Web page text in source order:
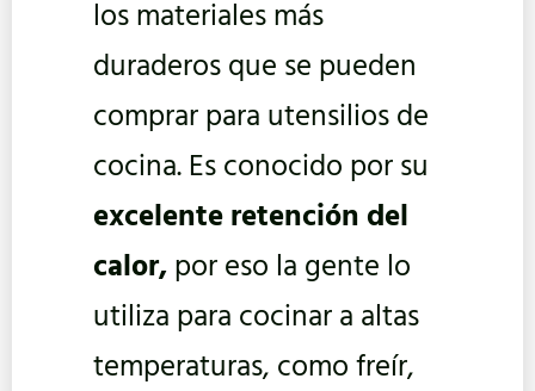
los materiales más
duraderos que se pueden
comprar para utensilios de
cocina. Es conocido por su
excelente retención del
calor, por eso la gente lo
utiliza para cocinar a altas
temperaturas, como freír,